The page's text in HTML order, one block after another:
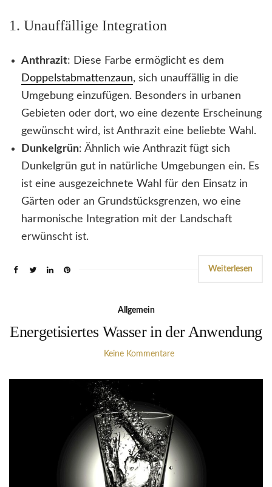
1. Unauffällige Integration
Anthrazit: Diese Farbe ermöglicht es dem
Doppelstabmattenzaun, sich unauffällig in die
Umgebung einzufügen. Besonders in urbanen
Gebieten oder dort, wo eine dezente Erscheinung
gewünscht wird, ist Anthrazit eine beliebte Wahl.
Dunkelgrün: Ähnlich wie Anthrazit fügt sich
Dunkelgrün gut in natürliche Umgebungen ein. Es
ist eine ausgezeichnete Wahl für den Einsatz in
Gärten oder an Grundstücksgrenzen, wo eine
harmonische Integration mit der Landschaft
erwünscht ist.
Weiterlesen
Allgemein
Energetisiertes Wasser in der Anwendung
Keine Kommentare